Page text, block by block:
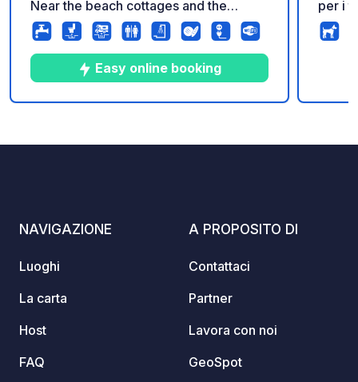
Near the beach cottages and the
center and the casino (by bike). Quiet
overall but avoid road side edges (one
road on each side of the campsite)
Easy online booking
per i
NAVIGAZIONE
Luoghi
La carta
Host
FAQ
A PROPOSITO DI
Contattaci
Partner
Lavora con noi
GeoSpot